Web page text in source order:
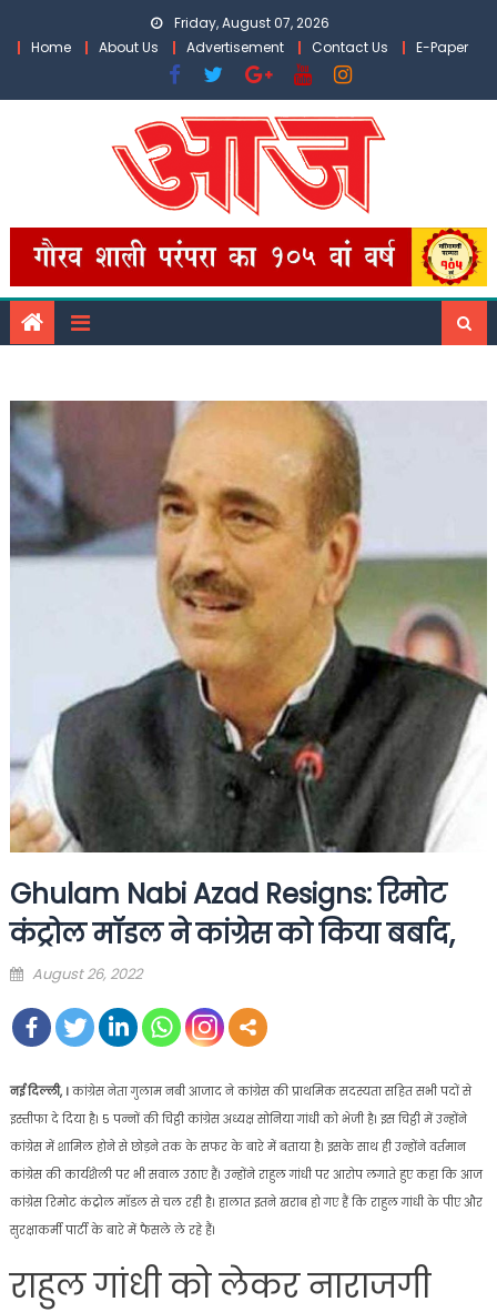
Friday, August 07, 2026
Home
About Us Advertisement Contact Us E-Paper
Ghulam Nabi Azad Resigns: रिमोट
कंट्रोल मॉडल ने कांग्रेस को किया बर्बाद,
Posted
August 26, 2022
नई दिल्ली, ।कांग्रेस नेता गुलाम नबी आजाद ने कांग्रेस की प्राथमिक सदस्यता सहित सभी पदों से
इस्तीफा दे दिया है। 5 पन्नों की चिट्ठी कांग्रेस अध्यक्ष सोनिया गांधी को भेजी है। इस चिट्ठी में उन्होंने
कांग्रेस में शामिल होने से छोड़ने तक के सफर के बारे में बताया है। इसके साथ ही उन्होंने वर्तमान
कांग्रेस की कार्यशैली पर भी सवाल उठाए हैं। उन्होंने राहुल गांधी पर आरोप लगाते हुए कहा कि आज
कांग्रेस रिमोट कंट्रोल मॉडल से चल रही है। हालात इतने खराब हो गए हैं कि राहुल गांधी के पीए और
सुरक्षाकर्मी पार्टी के बारे में फैसले ले रहे हैं।
राहुल गांधी को लेकर नाराजगी